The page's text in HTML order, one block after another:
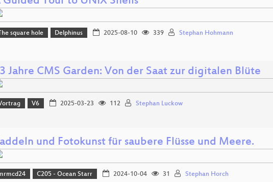
square hole Delphinus 2025-08-10 339 Stephan Hohmann
Jahre CMS Garden: Von der Saat zur digitalen Blüte
V6 2025-03-23 112 Stephan Luckow
und Fotokunst für saubere Flüsse und Meere.
C205 - Ocean Starr 2024-10-04 31 Stephan Horch